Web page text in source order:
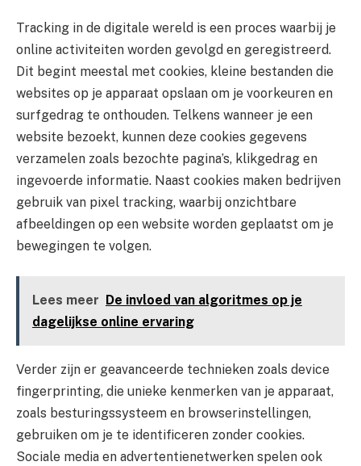
Tracking in de digitale wereld is een proces waarbij je
online activiteiten worden gevolgd en geregistreerd.
Dit begint meestal met cookies, kleine bestanden die
websites op je apparaat opslaan om je voorkeuren en
surfgedrag te onthouden. Telkens wanneer je een
website bezoekt, kunnen deze cookies gegevens
verzamelen zoals bezochte pagina’s, klikgedrag en
ingevoerde informatie. Naast cookies maken bedrijven
gebruik van pixel tracking, waarbij onzichtbare
afbeeldingen op een website worden geplaatst om je
bewegingen te volgen.
Lees meer
De invloed van algoritmes op je
dagelijkse online ervaring
Verder zijn er geavanceerde technieken zoals device
fingerprinting, die unieke kenmerken van je apparaat,
zoals besturingssysteem en browserinstellingen,
gebruiken om je te identificeren zonder cookies.
Sociale media en advertentienetwerken spelen ook